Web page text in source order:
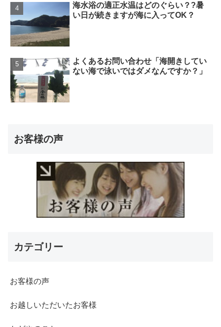
海水浴の適正水温はどのぐらい？?暑
い日が続きますが海に入ってOK？
よくあるお問い合わせ「海開きしてい
ない海で泳いではダメなんですか？」
お客様の声
カテゴリー
お客様の声
お越しいただいたお客様